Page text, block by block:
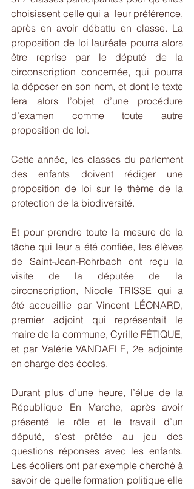
choisissent celle qui a  leur préférence,
après en avoir débattu en classe. La
proposition de loi lauréate pourra alors
être reprise par le député de la
circonscription concernée, qui pourra
la déposer en son nom, et dont le texte
fera alors l’objet d’une procédure
d’examen comme toute autre
proposition de loi.
Cette année, les classes du parlement
des enfants doivent rédiger une
proposition de loi sur le thème de la
protection de la biodiversité.
Et pour prendre toute la mesure de la
tâche qui leur a été confiée, les élèves
de Saint-Jean-Rohrbach ont reçu la
visite de la députée de la
circonscription, Nicole TRISSE qui a
été accueillie par Vincent LÉONARD,
premier adjoint qui représentait le
maire de la commune, Cyrille FÉTIQUE,
et par Valérie VANDAELE, 2e adjointe
en charge des écoles.
Durant plus d’une heure, l’élue de la
République En Marche, après avoir
présenté le rôle et le travail d’un
député, s’est prêtée au jeu des
questions réponses avec les enfants.
Les écoliers ont par exemple cherché à
savoir de quelle formation politique elle